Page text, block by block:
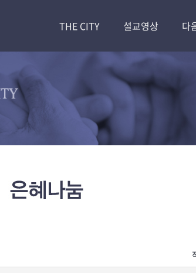
THE CITY 설교영상 다